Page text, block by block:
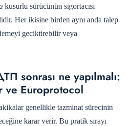
kusurlu sürücünün sigortacısı
Her ikisine birden aynı anda talep
geciktirebilir veya
sonrası ne yapılmalı:
ve Europrotocol
genellikle tazminat sürecinin
karar verir. Bu pratik sırayı